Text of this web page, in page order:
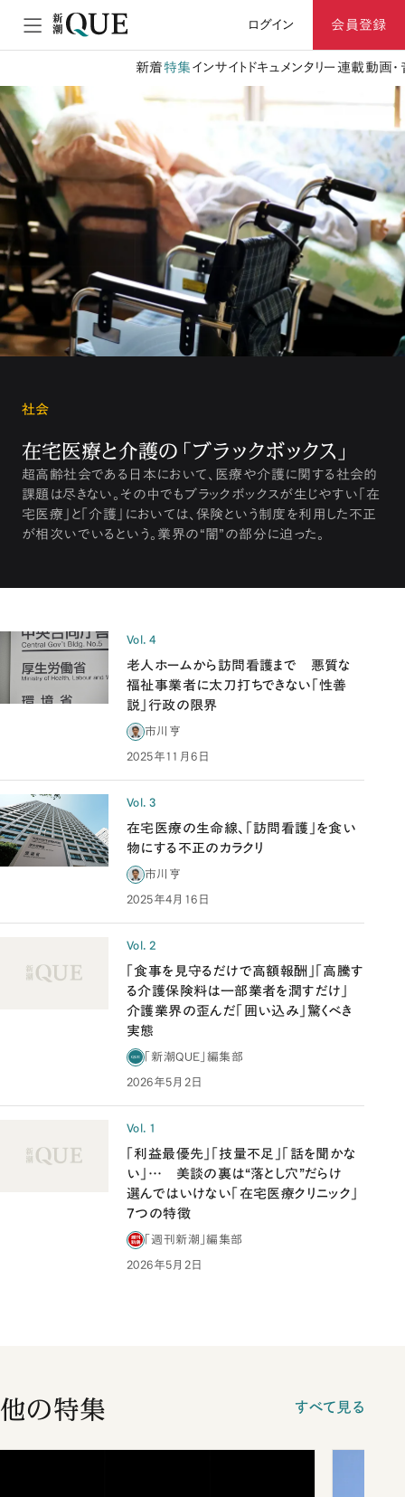
ログイン 会員登録
新着特集 インサイト ドキュメンタリー 連載動画
社会
在宅医療と介護の「ブラックボックス」
超高齢社会である日本において、医療や介護に関する社会的
課題は尽きない。その中でもブラックボックスが生じやすい「在
宅医療」と「介護」においては、保険という制度を利用した不正
が相次いでいるという。業界の“闇”の部分に迫った。
Vol. 4
老人ホームから訪問看護まで 悪質な
福祉事業者に太刀打ちできない「性善
説」行政の限界
市川亨
2025年11月6日
Vol. 3
在宅医療の生命線、「訪問看護」を食い
物にする不正のカラクリ
市川亨
2025年4月16日
Vol. 2
「食事を見守るだけで高額報酬」「高騰す
る介護保険料は一部業者を潤すだけ」
介護業界の歪んだ「囲い込み」驚くべき
実態
「新潮QUE」編集部
2026年5月2日
Vol. 1
「利益最優先」「技量不足」「話を聞かな
い」… 美談の裏は“落とし穴”だらけ
選んではいけない「在宅医療クリニック」
7つの特徴
「週刊新潮」編集部
2026年5月2日
他の特集 すべて見る